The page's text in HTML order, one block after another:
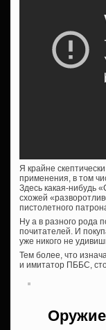
Я крайне
применения, в том
Здесь какая-нибудь
схожей
пистолетного
Ну а в разного рода
почитателей. И
уже никого не
Тем более, что
и имитатор ПББС,